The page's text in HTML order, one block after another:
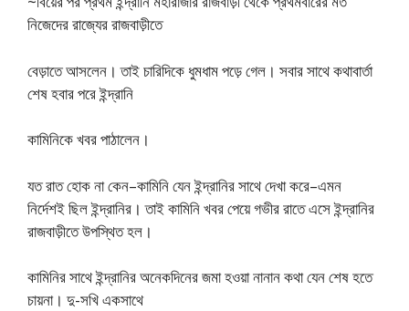
নিজেদের রাজ্যের রাজবাড়ীতে
বেড়াতে আসলেন। তাই চারিদিকে ধুমধাম পড়ে গেল। সবার সাথে কথাবার্তা
শেষ হবার পরে ইন্দ্রানি
কামিনিকে খবর পাঠালেন।
যত রাত হােক না কেন–কামিনি যেন ইন্দ্রানির সাথে দেখা করে–এমন
নির্দেশই ছিল ইন্দ্রানির। তাই কামিনি খবর পেয়ে গভীর রাতে এসে ইন্দ্রানির
রাজবাড়ীতে উপস্থিত হল।
কামিনির সাথে ইন্দ্রানির অনেকদিনের জমা হওয়া নানান কথা যেন শেষ হতে
চায়না। দু-সখি একসাথে